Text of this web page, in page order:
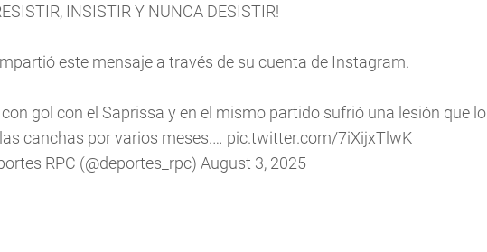
INSISTIR Y NUNCA DESISTIR!
este mensaje a través de su cuenta de Instagram.
gol con el Saprissa y en el mismo partido sufrió una lesión que lo
canchas por varios meses.… pic.twitter.com/7iXijxTlwK
RPC (@deportes_rpc) August 3, 2025